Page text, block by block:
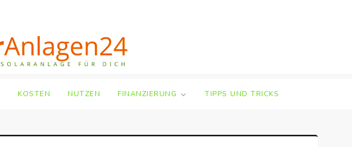
KOSTEN NUTZEN FINANZIERUNG TIPPS UND TRICKS